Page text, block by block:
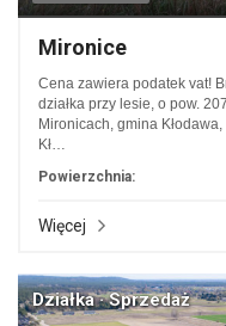
Mironice
Cena zawiera podatek vat!
działka przy lesie, o pow.
Mironicach, gmina
Kł…
Powierzchnia:
Więcej
Działka · Sprzedaż